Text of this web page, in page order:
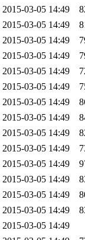
2015-03-05 14:49
2015-03-05 14:49
2015-03-05 14:49
2015-03-05 14:49
2015-03-05 14:49
2015-03-05 14:49
2015-03-05 14:49
2015-03-05 14:49
2015-03-05 14:49
2015-03-05 14:49
2015-03-05 14:49
2015-03-05 14:49
2015-03-05 14:49
2015-03-05 14:49
2015-03-05 14:49